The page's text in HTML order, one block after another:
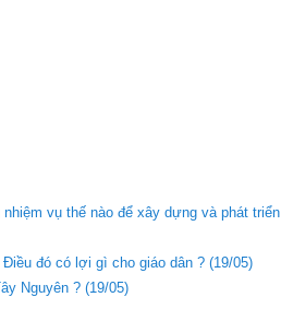
vụ thế nào để xây dựng và phát triển
đó có lợi gì cho giáo dân ? (19/05)
Nguyên ? (19/05)